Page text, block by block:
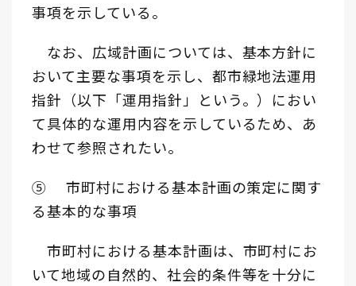
事項を示している。
なお、広域計画については、基本方針に
おいて主要な事項を示し、都市緑地法運用
指針（以下「運用指針」という。）におい
て具体的な運用内容を示しているため、あ
わせて参照されたい。
⑤ 市町村における基本計画の策定に関す
る基本的な事項
市町村における基本計画は、市町村にお
いて地域の自然的、社会的条件等を十分に